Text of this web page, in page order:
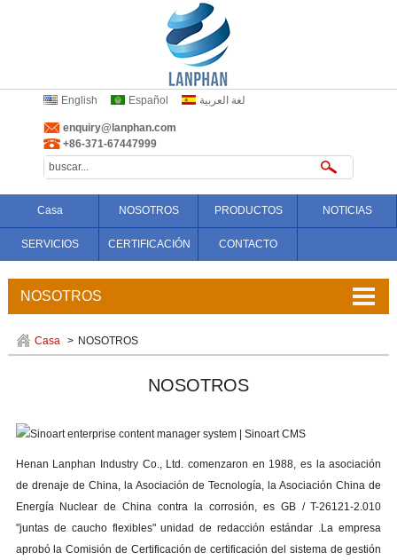
English Español لغة العربية
enquiry@lanphan.com
+86-371-67447999
Casa NOSOTROS PRODUCTOS NOTICIAS
SERVICIOS CERTIFICACIÓN CONTACTO
NOSOTROS
Perfil De La Empresa
Vídeo
Casa > NOSOTROS
NOSOTROS
Henan Lanphan Industry Co., Ltd. comenzaron en 1988, es la asociación
de drenaje de China, la Asociación de Tecnología, la Asociación China de
Energía Nuclear de China contra la corrosión, es GB / T-26121-2.010
"juntas de caucho flexibles" unidad de redacción estándar .La empresa
aprobóla Comisión de Certificación de certificación del sistema de gestión